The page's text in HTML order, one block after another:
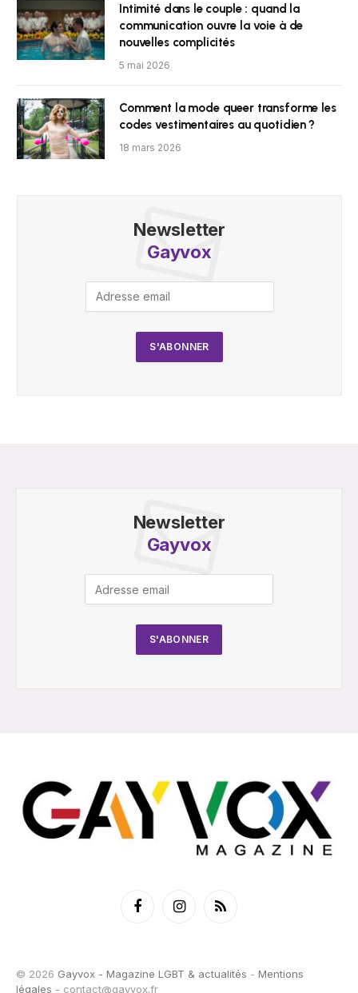
Intimité dans le couple : quand la
communication ouvre la voie à de
nouvelles complicités
5 mai 2026
Comment la mode queer transforme les
codes vestimentaires au quotidien ?
18 mars 2026
Newsletter
Gayvox
Newsletter
Gayvox
FacebookInstagramRSS
© 2026 Gayvox - Magazine LGBT & actualités - Mentions
légales - contact@gayvox.fr